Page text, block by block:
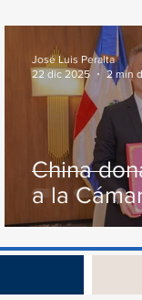
China
a la
José Luis Peralta
22 dic 2025
2 min